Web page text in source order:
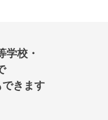
学校・
きます